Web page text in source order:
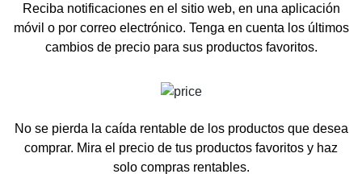
Reciba notificaciones en el sitio web, en una aplicación
móvil o por correo electrónico. Tenga en cuenta los últimos
cambios de precio para sus productos favoritos.
No se pierda la caída rentable de los productos que desea
comprar. Mira el precio de tus productos favoritos y haz
solo compras rentables.